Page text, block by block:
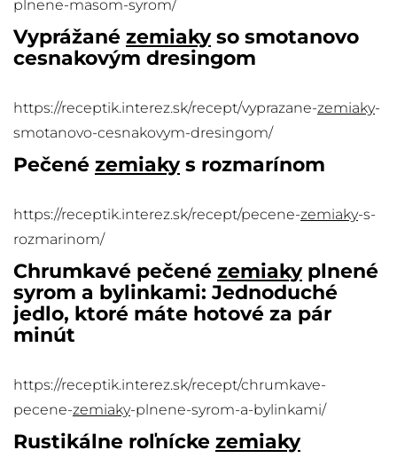
plnene-masom-syrom/
Vyprážané zemiakyso smotanovo
cesnakovým dresingom
https://receptik.interez.sk/recept/vyprazane-zemiaky-
smotanovo-cesnakovym-dresingom/
Pečené zemiakys rozmarínom
https://receptik.interez.sk/recept/pecene-zemiaky-s-
rozmarinom/
Chrumkavé pečené zemiakyplnené
syrom a bylinkami: Jednoduché
jedlo, ktoré máte hotové za pár
minút
https://receptik.interez.sk/recept/chrumkave-
pecene-zemiaky-plnene-syrom-a-bylinkami/
Rustikálne roľnícke zemiaky